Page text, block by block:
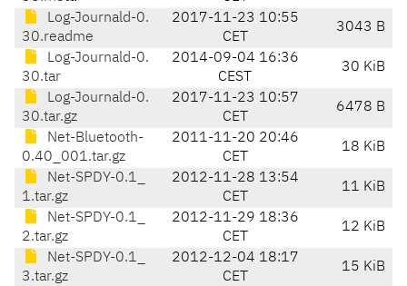
Log-Journald-0.
30.readme
2017-11-23 10:55
CET
3043 B
Log-Journald-0.
30.tar
2014-09-04 16:36
CEST
30 KiB
Log-Journald-0.
30.tar.gz
2017-11-23 10:57
CET
6478 B
Net-Bluetooth-
0.40_001.tar.gz
2011-11-20 20:46
CET
18 KiB
Net-SPDY-0.1_
1.tar.gz
2012-11-28 13:54
CET
11 KiB
Net-SPDY-0.1_
2.tar.gz
2012-11-29 18:36
CET
12 KiB
Net-SPDY-0.1_
3.tar.gz
2012-12-04 18:17
CET
15 KiB